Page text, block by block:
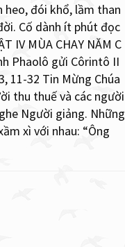
heo, đói khổ, lầm than
Cố dành ít phút đọc
IV MÙA CHAY NĂM C
Phaolô gửi Côrintô II
11-32 Tin Mừng Chúa
thu thuế và các người
Người giảng. Những
xì với nhau: “Ông